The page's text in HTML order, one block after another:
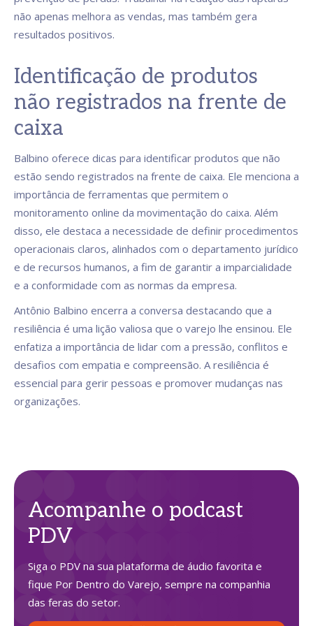
não apenas melhora as vendas, mas também gera
resultados positivos.
Identificação de produtos
não registrados na frente de
caixa
Balbino oferece dicas para identificar produtos que não
estão sendo registrados na frente de caixa. Ele menciona a
importância de ferramentas que permitem o
monitoramento online da movimentação do caixa. Além
disso, ele destaca a necessidade de definir procedimentos
operacionais claros, alinhados com o departamento jurídico
e de recursos humanos, a fim de garantir a imparcialidade
e a conformidade com as normas da empresa.
Antônio Balbino encerra a conversa destacando que a
resiliência é uma lição valiosa que o varejo lhe ensinou. Ele
enfatiza a importância de lidar com a pressão, conflitos e
desafios com empatia e compreensão. A resiliência é
essencial para gerir pessoas e promover mudanças nas
organizações.
Acompanhe o podcast
PDV
Siga o PDV na sua plataforma de áudio favorita e
fique Por Dentro do Varejo, sempre na companhia
das feras do setor.